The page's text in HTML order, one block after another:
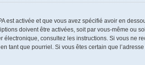
est activée et que vous avez spécifié avoir en
doivent être activées, soit par vous-même ou
consultez les instructions. Si vous ne
tant que pourriel. Si vous êtes certain que